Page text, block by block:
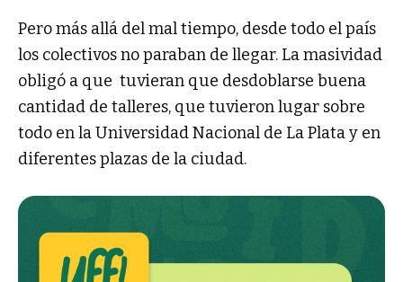
Pero más allá del mal tiempo, desde todo el país
los colectivos no paraban de llegar. La masividad
obligó a que tuvieran que desdoblarse buena
cantidad de talleres, que tuvieron lugar sobre
todo en la Universidad Nacional de La Plata y en
diferentes plazas de la ciudad.